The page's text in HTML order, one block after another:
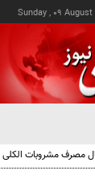
Sunday , 09 August